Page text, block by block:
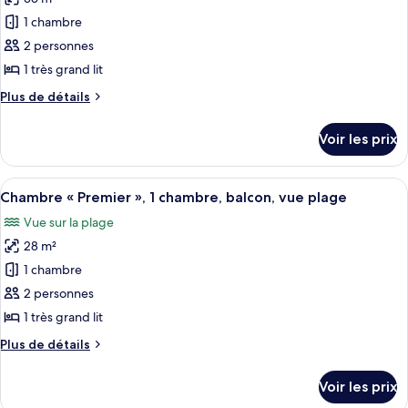
Confort,
balcon,
vue
ville
pour
ce
type
chambre :
chambre,
vue
plage
1 chambre
2 personnes
1 très grand lit
Plus de détails
Plus
le
type
de
Chambre
Premium,
chambre,
balcon,
vue
plage
Voir les prix
Afficher
toutes
les
photos
pour
ce
type
chambre :
Une chambre dotée d’un grand lit,
8
Chambre « Premier », 1 chambre, balcon, vue plage
Vue sur la plage
28 m²
1 chambre
2 personnes
1 très grand lit
Plus de détails
Plus
Voir les prix